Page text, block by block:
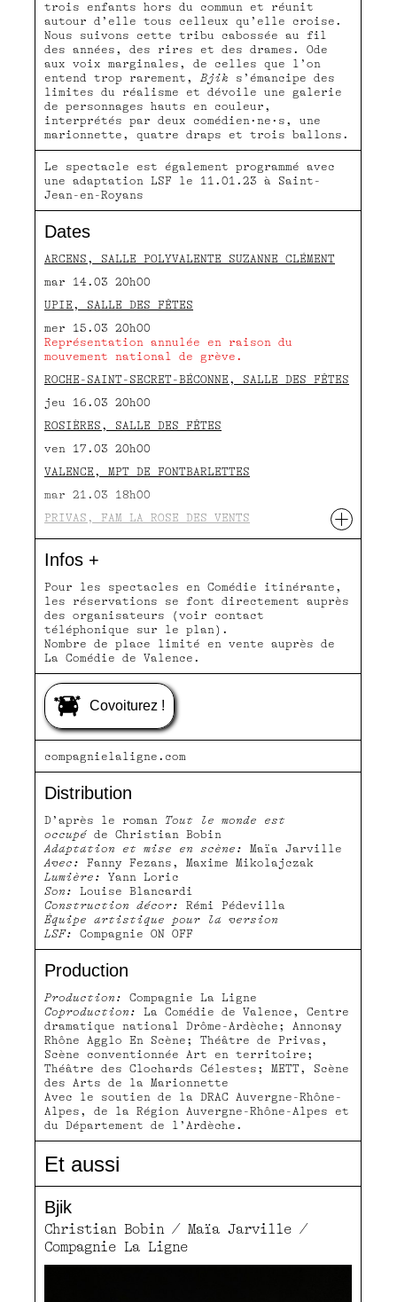
trois enfants hors du commun et réunit
autour d’elle tous celleux qu’elle croise.
Nous suivons cette tribu cabossée au fil
des années, des rires et des drames. Ode
aux voix marginales, de celles que l’on
entend trop rarement, Bjik s’émancipe des
limites du réalisme et dévoile une galerie
de personnages hauts en couleur,
interprétés par deux comédien·ne·s, une
marionnette, quatre draps et trois ballons.
compagnielaligne.com
Distribution
D’après le roman Tout le monde est
occupé de Christian Bobin
Adaptation et mise en scène:
Maïa Jarville
Avec:
Fanny Fezans, Maxime Mikolajczak
Lumière:
Yann Loric
Son:
Louise Blancardi
Construction décor:
Rémi Pédevilla
Équipe artistique pour la version
LSF:
Compagnie ON OFF
Production
Production:
Compagnie La Ligne
Coproduction:
La Comédie de Valence, Centre
dramatique national Drôme-Ardèche; Annonay
Rhône Agglo En Scène; Théâtre de Privas,
Scène conventionnée Art en territoire;
Théâtre des Clochards Célestes; METT, Scène
des Arts de la Marionnette
Avec le soutien de la DRAC Auvergne-Rhône-
Alpes, de la Région Auvergne-Rhône-Alpes et
du Département de l’Ardèche.
Et aussi
Bjik
Christian Bobin / Maïa Jarville /
Compagnie La Ligne
Le spectacle est également programmé avec
une adaptation LSF le 11.01.23 à Saint-
Jean-en-Royans
Dates
ARCENS, SALLE POLYVALENTE SUZANNE CLÉMENT
mar 14.03 20h00
UPIE, SALLE DES FÊTES
mer 15.03 20h00
Représentation annulée en raison du
mouvement national de grève.
ROCHE-SAINT-SECRET-BÉCONNE, SALLE DES FÊTES
jeu 16.03 20h00
ROSIÈRES, SALLE DES FÊTES
ven 17.03 20h00
VALENCE, MPT DE FONTBARLETTES
mar 21.03 18h00
PRIVAS, FAM LA ROSE DES VENTS
mer 22.03 20h00
VALENCE, MPT DU PLAN
jeu 23.03 18h00
VALENCE, LADAPT-LE SAFRAN
ven 24.03 20h00
BEAUMONT-LÈS-VALENCE, SALLE DES FÊTES
BELLIMONTIS
lun 27.03 20h00
CHÂTEAUNEUF-DE-BORDETTE, SALLE DES FÊTES
YVES MOURRE
mar 28.03 20h00
ESPACE VIVRE ENSEMBLE
mar 4.04 20h00
ROUSSAS, ESPACE CULTUREL SAINT-GERMAIN,
THÉÂTRE DE ROUSSAS
mer 5.04 20h00
JAILLANS, SALLE HENRI MARET
jeu 6.04 20h00
SAINT-NAZAIRE-LE-DÉSERT, SALLE DES FÊTES
ven 7.04 20h00
+
Infos +
Pour les spectacles en Comédie itinérante,
les réservations se font directement auprès
des organisateurs (voir contact
téléphonique sur le plan).
Nombre de place limité en vente auprès de
La Comédie de Valence.
Covoiturez !